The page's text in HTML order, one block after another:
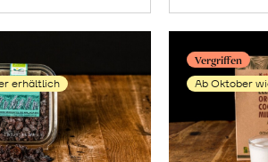
erfahren
erhältlich
Vergriffen
Ab Oktober